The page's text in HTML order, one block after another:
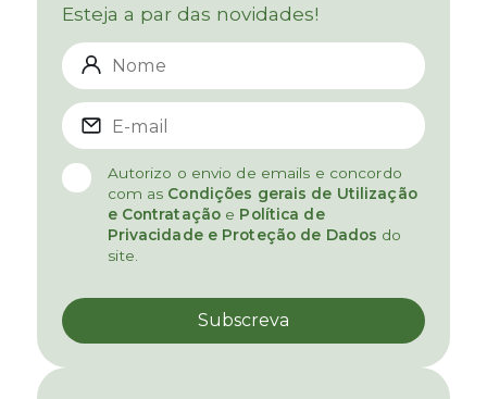
Esteja a par das novidades!
Autorizo o envio de emails e concordo
com as Condições gerais de Utilização
e Contratação e Política de
Privacidade e Proteção de Dados do
site.